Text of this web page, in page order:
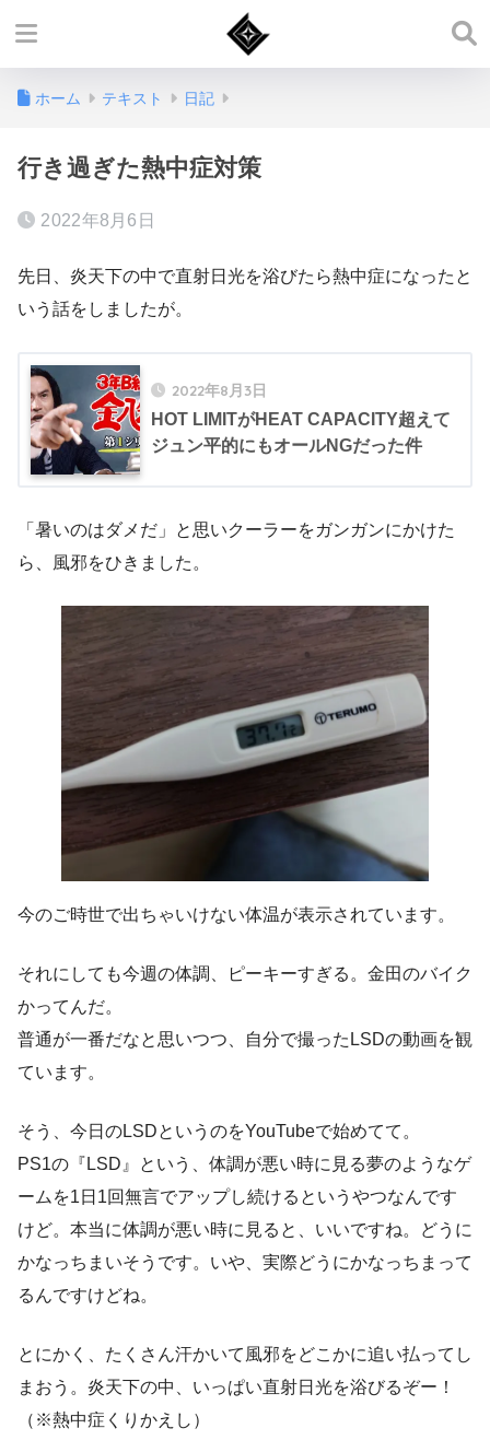
ホーム テキスト 日記
行き過ぎた熱中症対策
2022年8月6日
先日、炎天下の中で直射日光を浴びたら熱中症になったと
いう話をしましたが。
2022年8月3日
HOT LIMITがHEAT CAPACITY超えて
ジュン平的にもオールNGだった件
「暑いのはダメだ」と思いクーラーをガンガンにかけた
ら、風邪をひきました。
今のご時世で出ちゃいけない体温が表示されています。
それにしても今週の体調、ピーキーすぎる。金田のバイク
かってんだ。
普通が一番だなと思いつつ、自分で撮ったLSDの動画を観
ています。
そう、今日のLSDというのをYouTubeで始めてて。
PS1の『LSD』という、体調が悪い時に見る夢のようなゲ
ームを1日1回無言でアップし続けるというやつなんです
けど。本当に体調が悪い時に見ると、いいですね。どうに
かなっちまいそうです。いや、実際どうにかなっちまって
るんですけどね。
とにかく、たくさん汗かいて風邪をどこかに追い払ってし
まおう。炎天下の中、いっぱい直射日光を浴びるぞー！
（※熱中症くりかえし）